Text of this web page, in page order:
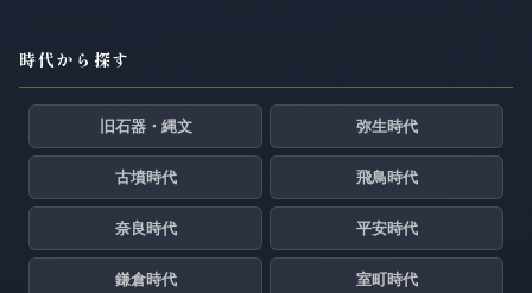
時代から探す
旧石器・縄文 弥生時代
古墳時代 飛鳥時代
奈良時代 平安時代
鎌倉時代 室町時代